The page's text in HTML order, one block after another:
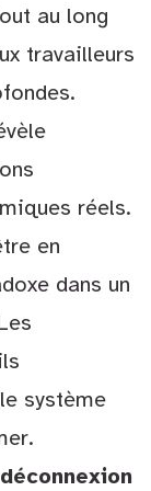
au long
travailleurs
réels.
en
dans un
système
déconnexion